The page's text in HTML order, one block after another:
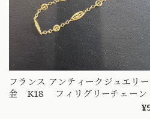
フランス アンティークジュエリー 18
金 K18 フィリグリーチェーン